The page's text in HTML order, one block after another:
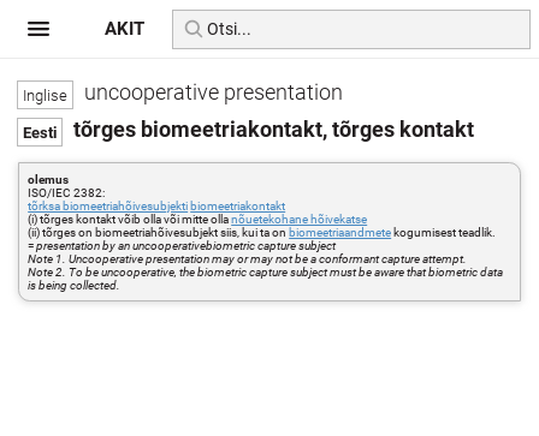
uncooperative presentation
tõrges biomeetriakontakt, tõrges kontakt
olemus
ISO/IEC 2382:
tõrksa biomeetriahõivesubjekti biomeetriakontakt
(i) tõrges kontakt võib olla või mitte ollanõuetekohane hõivekatse
(ii) tõrges on biomeetriahõivesubjekt siis, kui ta on biomeetriaandmete kogumisest teadlik.
=presentation by an uncooperativebiometric capture subject
Note 1. Uncooperative presentation may or may not be a conformant capture attempt.
Note 2. To be uncooperative, the biometric capture subject must be aware that biometric data
is being collected.
AKIT